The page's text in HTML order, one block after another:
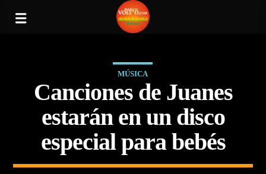
MÚSICA
Canciones de Juanes
estarán en un disco
especial para bebés